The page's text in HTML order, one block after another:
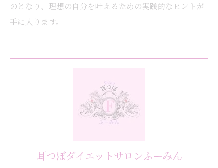
のとなり、理想の自分を叶えるための実践的なヒントが
手に入ります。
耳つぼダイエットサロンふーみん